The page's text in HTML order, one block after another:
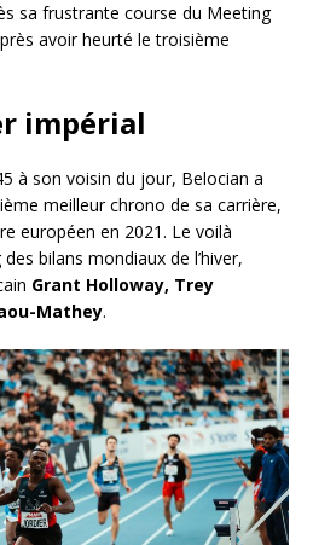
sa frustrante course du Meeting
avoir heurté le troisième
impérial
à son voisin du jour, Belocian a
meilleur chrono de sa carrière,
européen en 2021. Le voilà
bilans mondiaux de l’hiver,
Grant Holloway, Trey
Mathey.